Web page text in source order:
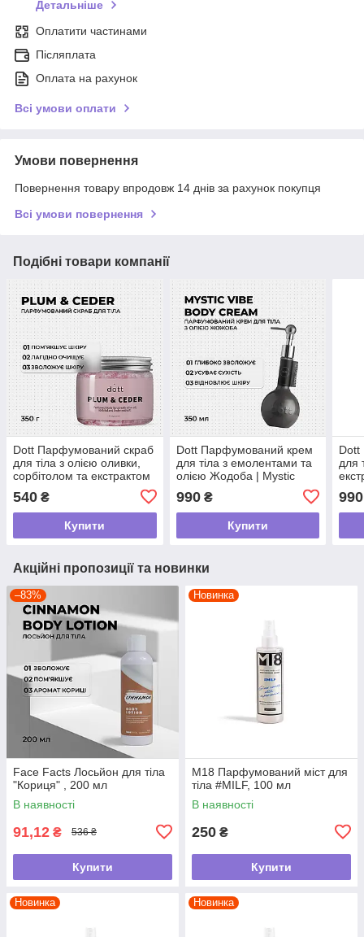
Детальніше
Оплатити частинами
Післяплата
Оплата на рахунок
Всі умови оплати
Умови повернення
Повернення товару впродовж 14 днів за рахунок покупця
Всі умови повернення
Подібні товари компанії
Dott Парфумований скраб
для тіла з олією оливки,
сорбітолом та екстрактом
350 g
540 ₴
Купити
Dott Парфумований крем
для тіла з емолентами та
олією Жодоба | Mystic
990₴
Купити
для
990
Акційні пропозиції та новинки
–83%
Face Facts Лосьйон для тіла
"Кориця" , 200 мл
В наявності
91,12 ₴ 536 ₴
Купити
Новинка
М18 Парфумований міст для
тіла #MILF, 100 мл
В наявності
250 ₴
Купити
Новинка Новинка